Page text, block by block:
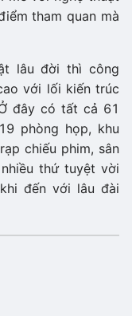
tham quan mà
lâu đời thì công
với lối kiến trúc
đây có tất cả 61
phòng họp, khu
chiếu phim, sân
thứ tuyệt vời
đến với lâu đài